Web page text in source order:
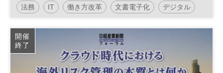
法務 IT 働き方改革 文書電子化 デジタル
参加無料 リーガルテック
日経産業新聞フォーラム
開催
終了